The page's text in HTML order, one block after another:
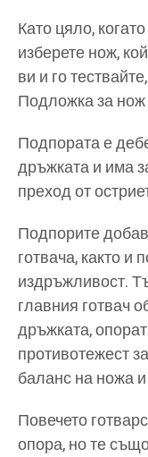
Като цяло,
изберете нож,
ви и го
Подложка за нож
Подпората е
дръжката и има
преход от
Подпорите
готвача, както и
издръжливост.
главния готвач
дръжката,
противотежест
баланс на ножа
Повечето
опора, но те